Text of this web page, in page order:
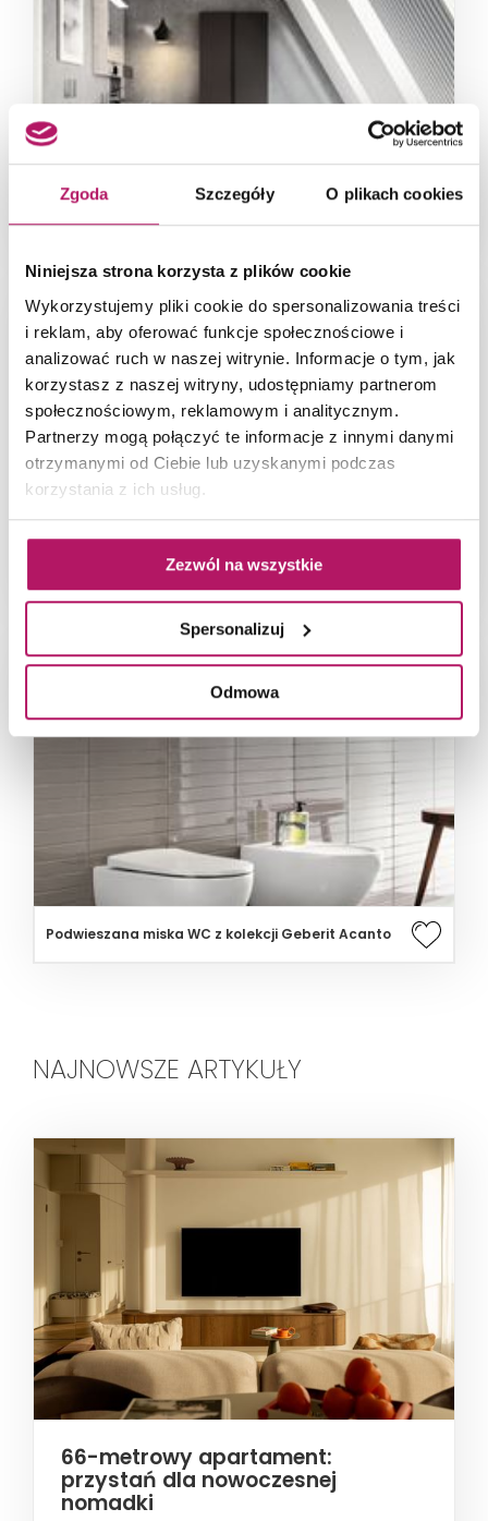
Zgoda Szczegóły O plikach cookies
Niniejsza strona korzysta z plików cookie
Wykorzystujemy pliki cookie do spersonalizowania treści
i reklam, aby oferować funkcje społecznościowe i
analizować ruch w naszej witrynie. Informacje o tym, jak
korzystasz z naszej witryny, udostępniamy partnerom
społecznościowym, reklamowym i analitycznym.
Partnerzy mogą połączyć te informacje z innymi danymi
otrzymanymi od Ciebie lub uzyskanymi podczas
korzystania z ich usług.
Zezwól na wszystkie
Spersonalizuj
Odmowa
Industrialna łazienka na szarym poddaszu
Łazienka w beżach z ceramiką z kolekcji Geberit
Acanto
Podwieszana miska WC z kolekcji Geberit Acanto
NAJNOWSZE ARTYKUŁY
66-metrowy apartament:
przystań dla nowoczesnej
nomadki